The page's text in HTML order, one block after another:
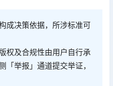
成决策依据，所涉标准可
权及合规性由用户自行承
「举报」通道提交举证，